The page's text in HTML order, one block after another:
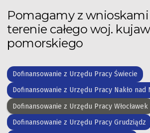
Pomagamy z
terenie całego woj.
pomorskiego
Dofinansowanie z Urzędu Pracy Świecie
Dofinansowanie z Urzędu Pracy Nakło nad
Dofinansowanie z Urzędu Pracy Włocławek
Dofinansowanie z Urzędu Pracy Grudziądz